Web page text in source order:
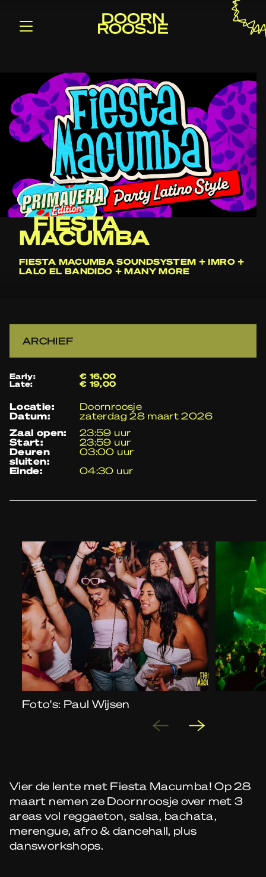
FIESTA
MACUMBA
FIESTA MACUMBA SOUNDSYSTEM + IMRO +
LALO EL BANDIDO + MANY MORE
ARCHIEF
Early: € 16,00
Late: € 19,00
locatie: Doornroosje
datum:
zaterdag 28 maart 2026
zaal open:
23:59 uur
start: 23:59 uur
deuren
sluiten:
03:00 uur
einde:
04:30 uur
Foto's: Paul Wijsen
Vier de lente met Fiesta Macumba! Op 28
maart nemen ze Doornroosje over met 3
areas vol reggaeton, salsa, bachata,
merengue, afro & dancehall, plus
dansworkshops.